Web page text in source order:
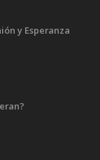
y Esperanza